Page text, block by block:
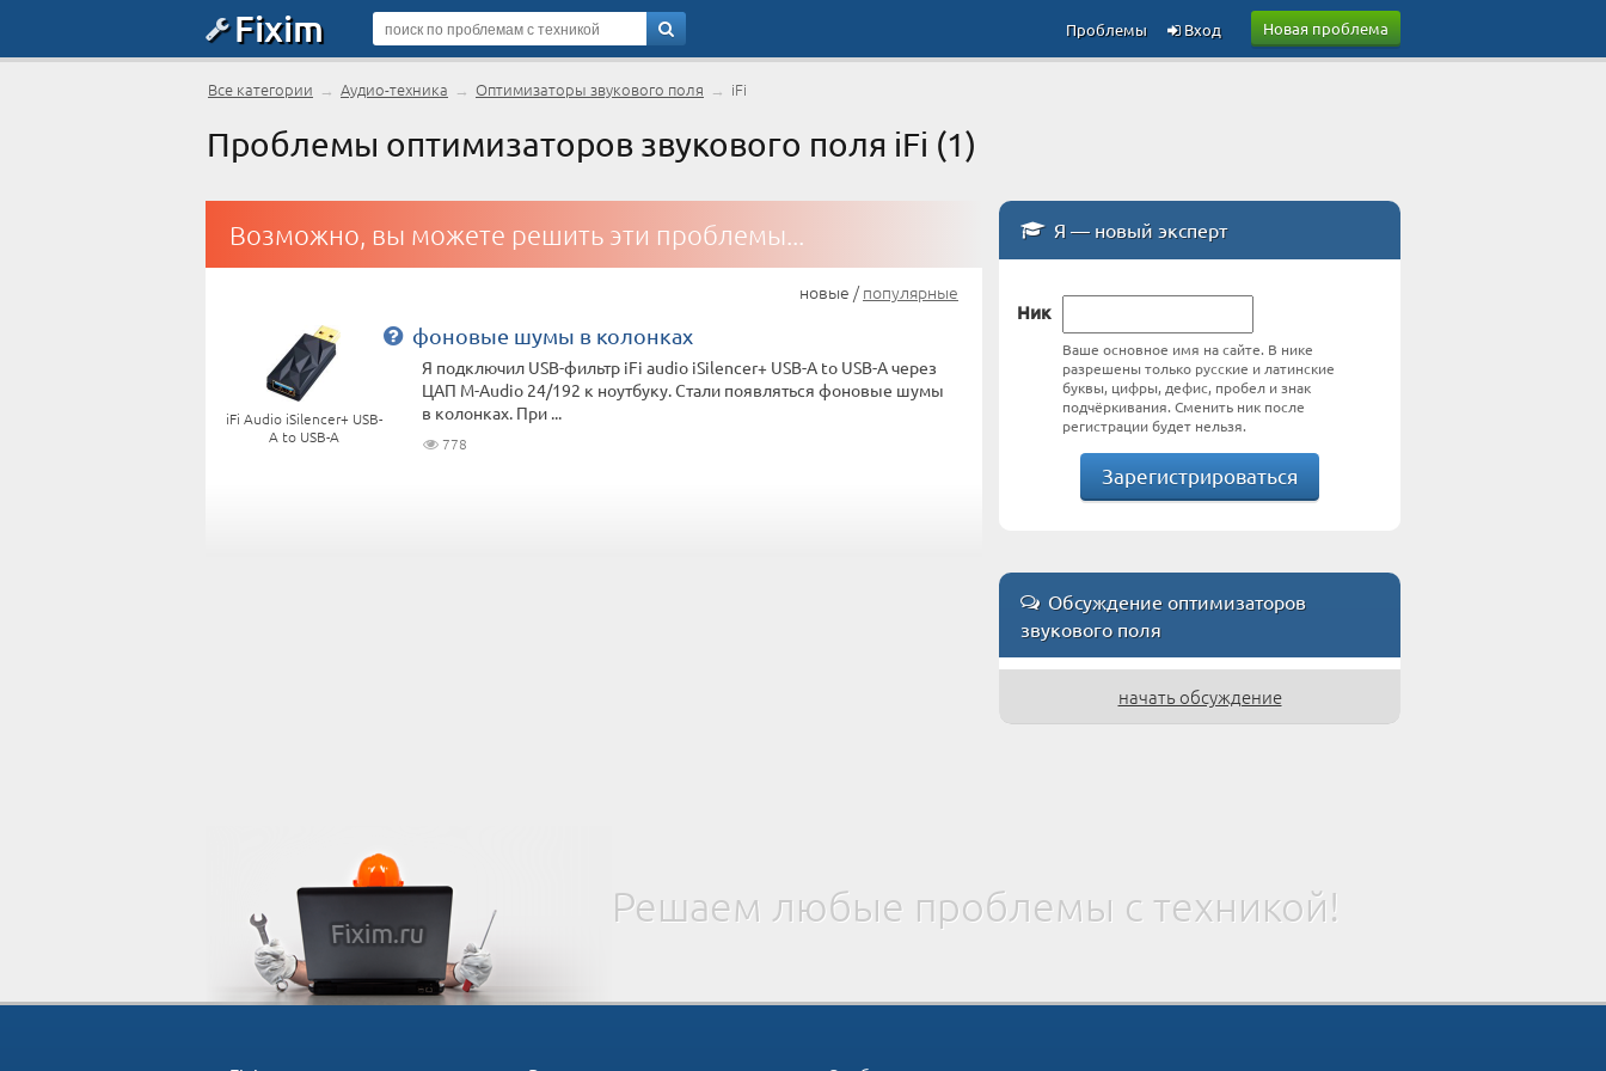
Fixim Новая проблема
Вход
Проблемы
Все категории → Аудио-техника → Оптимизаторы звукового поля → iFi
Проблемы оптимизаторов звукового поля iFi (1)
Возможно, вы можете решить эти проблемы...
новые /популярные
iFi Audio iSilencer+ USB-
A to USB-A
фоновые шумы в колонках
Я подключил USB-фильтр iFi audio iSilencer+ USB-A to USB-A через
ЦАП M-Audio 24/192 к ноутбуку. Стали появляться фоновые шумы
в колонках. При ...
778
Я — новый эксперт
Ник
Ваше основное имя на сайте. В нике
разрешены только русские и латинские
буквы, цифры, дефис, пробел и знак
подчёркивания. Сменить ник после
регистрации будет нельзя.
Зарегистрироваться
Обсуждение оптимизаторов
звукового поля
начать обсуждение
Решаем любые проблемы с техникой!